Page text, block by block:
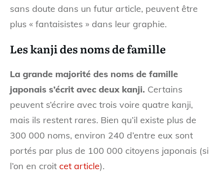
sans doute dans un futur article, peuvent être
plus « fantaisistes » dans leur graphie.
Les kanji des noms de famille
La grande majorité des noms de famille
japonais s’écrit avec deux kanji. Certains
peuvent s’écrire avec trois voire quatre kanji,
mais ils restent rares. Bien qu’il existe plus de
300 000 noms, environ 240 d’entre eux sont
portés par plus de 100 000 citoyens japonais (si
l’on en croit cet article).